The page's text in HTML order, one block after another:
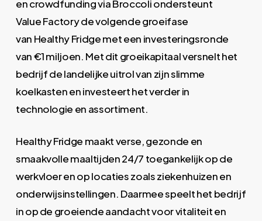
en crowdfunding via Broccoli ondersteunt
Value Factory de volgende groeifase
van Healthy Fridge met een investeringsronde
van €1 miljoen. Met dit groeikapitaal versnelt het
bedrijf de landelijke uitrol van zijn slimme
koelkasten en investeert het verder in
technologie en assortiment.
Healthy Fridge maakt verse, gezonde en
smaakvolle maaltijden 24/7 toegankelijk op de
werkvloer en op locaties zoals ziekenhuizen en
onderwijsinstellingen. Daarmee speelt het bedrijf
in op de groeiende aandacht voor vitaliteit en